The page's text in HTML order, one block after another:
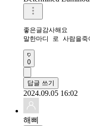
좋은글감사해요
말한마디 로 사람을죽
0
답글 쓰기
2024.09.05 16:02
해삐